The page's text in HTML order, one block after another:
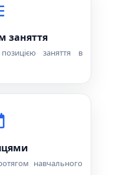
заняття
заняття в
навчального